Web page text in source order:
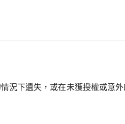
況下遺失，或在未獲授權或意